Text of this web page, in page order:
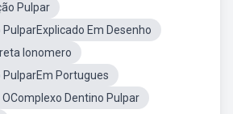
Pulpar
Em Desenho
Ionomero
Portugues
Dentino Pulpar